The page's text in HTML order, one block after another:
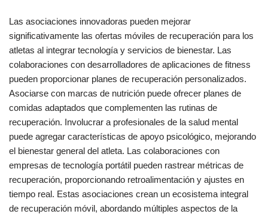
Las asociaciones innovadoras pueden mejorar
significativamente las ofertas móviles de recuperación para los
atletas al integrar tecnología y servicios de bienestar. Las
colaboraciones con desarrolladores de aplicaciones de fitness
pueden proporcionar planes de recuperación personalizados.
Asociarse con marcas de nutrición puede ofrecer planes de
comidas adaptados que complementen las rutinas de
recuperación. Involucrar a profesionales de la salud mental
puede agregar características de apoyo psicológico, mejorando
el bienestar general del atleta. Las colaboraciones con
empresas de tecnología portátil pueden rastrear métricas de
recuperación, proporcionando retroalimentación y ajustes en
tiempo real. Estas asociaciones crean un ecosistema integral
de recuperación móvil, abordando múltiples aspectos de la